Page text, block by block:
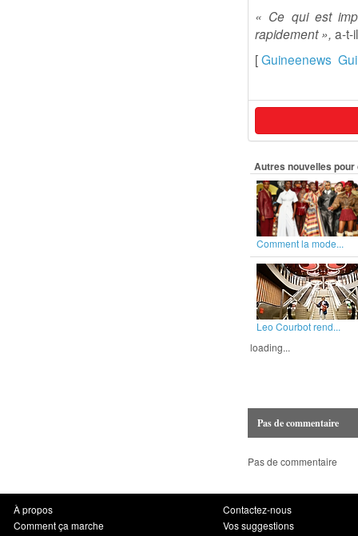
« Ce qui est
rapidement », a-t-
[Guineenews
Autres nouvelles
Comment la mode...
Leo Courbot rend...
loading...
Pas de commentaire
Pas de commentaire
À propos
Comment ça marche
Contactez-nous
Vos suggestions